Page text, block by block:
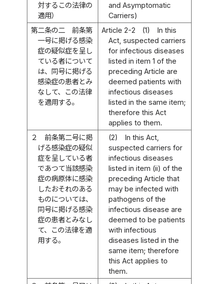
対するこの法律の
適用）
and Asymptomatic
Carriers)
第二条の二
前条第
一号に掲げる感染
症の疑似症を呈し
ている者について
は、同号に掲げる
感染症の患者とみ
なして、この法律
を適用する。
Article 2-2 (1)
In this
Act, suspected carriers
for infectious diseases
listed in item 1 of the
preceding Article are
deemed patients with
infectious diseases
listed in the same item;
therefore this Act
applies to them.
２
前条第二号に掲
げる感染症の疑似
症を呈している者
であつて当該感染
症の病原体に感染
したおそれのある
ものについては、
同号に掲げる感染
症の患者とみなし
て、この法律を適
用する。
(2)
In this Act,
suspected carriers for
infectious diseases
listed in item (ii) of the
preceding Article that
may be infected with
pathogens of the
infectious disease are
deemed to be patients
with infectious
diseases listed in the
same item; therefore
this Act applies to
them.